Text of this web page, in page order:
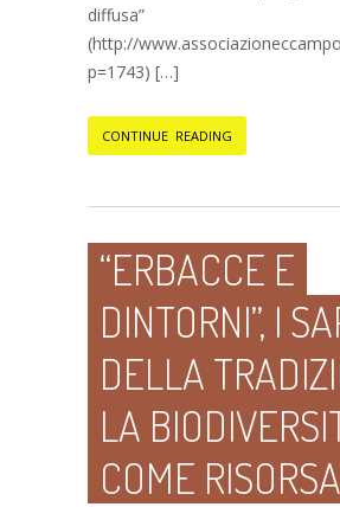
diffusa”
(http://
p=1743) […]
CONTINUE READING
“ERBACCE E
DINTORNI”, I
DELLA
LA
COME RISORSA